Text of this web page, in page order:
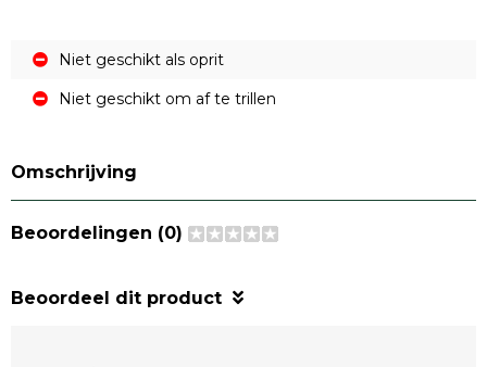
Niet geschikt als oprit
Niet geschikt om af te trillen
Omschrijving
Beoordelingen (0)
Beoordeel dit product